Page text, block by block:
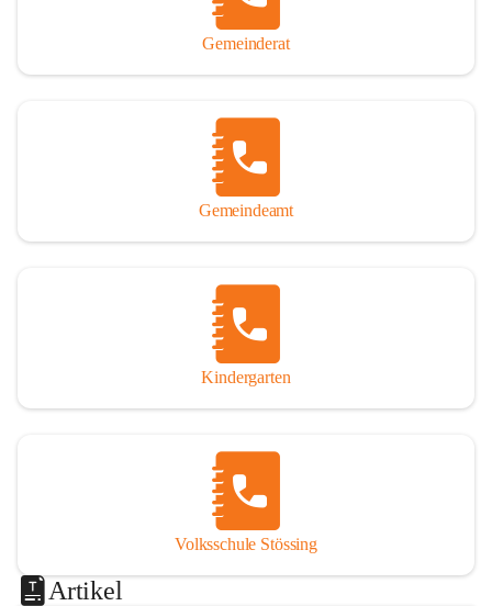
Gemeinderat
Gemeindeamt
Kindergarten
Volksschule Stössing
Artikel